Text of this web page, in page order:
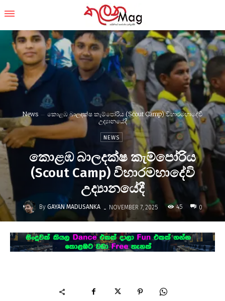
News
කොළඹ බාලදක්ෂ කැම්පෝරිය (Scout Camp) විහාරමහාදේවි
උද්‍යානයේදී
NEWS
කොළඹ බාලදක්ෂ කැම්පෝරිය
(Scout Camp) විහාරමහාදේවි
උද්‍යානයේදී
By GAYAN MADUSANKA - NOVEMBER 7, 2025 45 0